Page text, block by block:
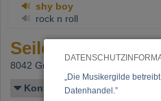
„Die Musikergilde
Datenhandel.”
shy boy
rock n roll
Seiler, Stefan
8042 Graz, Beitritt:
Kontakt